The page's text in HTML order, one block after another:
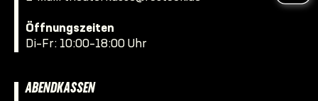
Öffnungszeiten
Di–Fr: 10:00–18:00 Uhr
ABENDKASSEN